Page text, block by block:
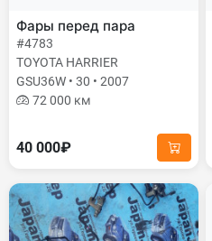
Фары перед пара
#4783
TOYOTA HARRIER
GSU36W • 30 • 2007
72 000 км
40 000₽